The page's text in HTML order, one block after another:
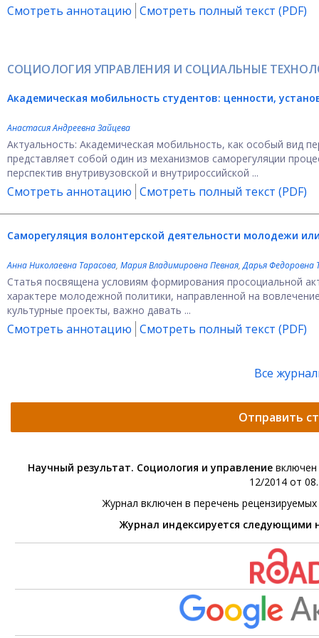
Смотреть аннотацию Смотреть полный текст (PDF)
СОЦИОЛОГИЯ УПРАВЛЕНИЯ И СОЦИАЛЬНЫЕ
Академическая мобильность студентов: ценности,
Анастасия Андреевна Зайцева
Актуальность: Академическая мобильность, как особый вид
представляет собой один из механизмов саморегуляции
перспектив внутривузовской и внутрироссийской ...
Смотреть аннотацию Смотреть полный текст (PDF)
Саморегуляция волонтерской деятельности молодежи
Анна Николаевна Тарасова, Мария Владимировна Певная,Дарья Федоровна
Статья посвящена условиям формирования просоциальной
характере молодежной политики, направленной на
культурные проекты, важно давать ...
Смотреть аннотацию Смотреть полный текст (PDF)
Все
Отправить
Научный результат. Социология и управление
12/2014 от
Журнал включен в перечень
Журнал индексируется